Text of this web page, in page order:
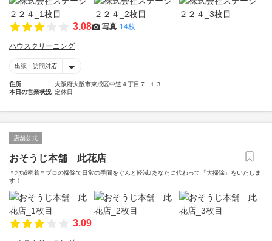
3.08 写真 14枚
ハウスクリーニング
出張・訪問対応
住所
大阪府大阪市東成区中道４丁目７−１３
本日の営業状況 定休日
店舗公式
おそうじ本舗 此花店
＊地域密着＊プロの掃除で日常の手間をぐんと軽減♪あなたに代わって「大掃除」をいたしま
す！
3.09